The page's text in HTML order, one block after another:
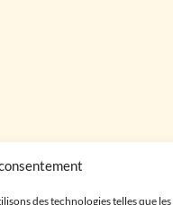
des technologies telles que